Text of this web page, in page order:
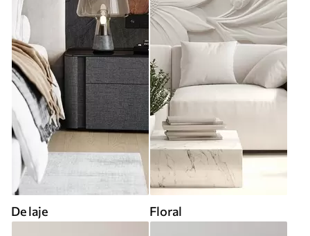
De laje Floral